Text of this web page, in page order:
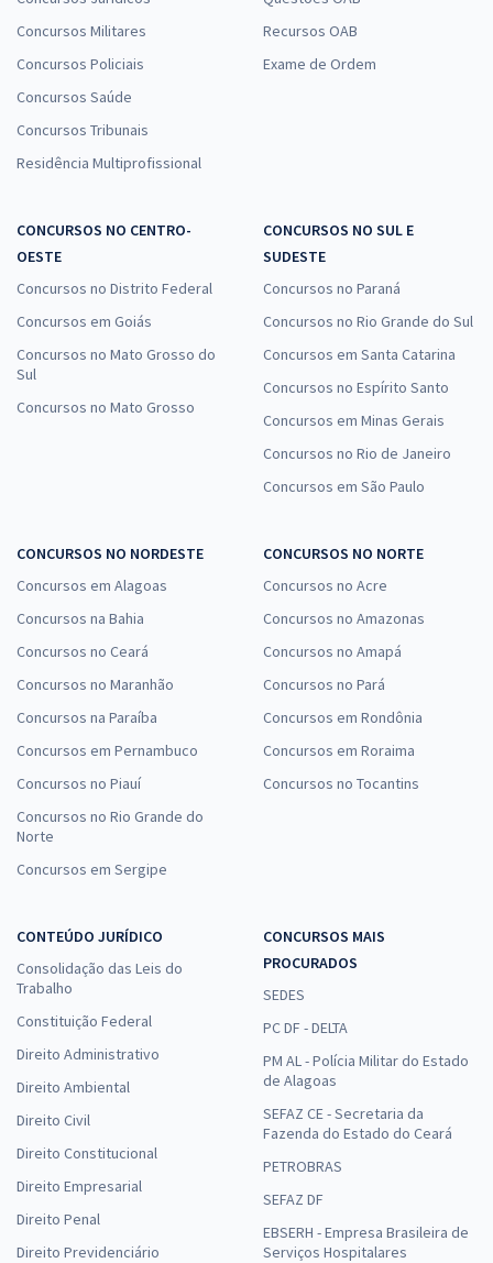
Concursos Militares
Concursos Policiais
Concursos Saúde
Concursos Tribunais
Residência Multiprofissional
Recursos OAB
Exame de Ordem
CONCURSOS NO CENTRO-
OESTE
Concursos no Distrito Federal
Concursos em Goiás
Concursos no Mato Grosso do
Sul
Concursos no Mato Grosso
CONCURSOS NO SUL E
SUDESTE
Concursos no Paraná
Concursos no Rio Grande do Sul
Concursos em Santa Catarina
Concursos no Espírito Santo
Concursos em Minas Gerais
Concursos no Rio de Janeiro
Concursos em São Paulo
CONCURSOS NO NORDESTE
Concursos em Alagoas
Concursos na Bahia
Concursos no Ceará
Concursos no Maranhão
Concursos na Paraíba
Concursos em Pernambuco
Concursos no Piauí
Concursos no Rio Grande do
Norte
Concursos em Sergipe
CONCURSOS NO NORTE
Concursos no Acre
Concursos no Amazonas
Concursos no Amapá
Concursos no Pará
Concursos em Rondônia
Concursos em Roraima
Concursos no Tocantins
CONTEÚDO JURÍDICO
Consolidação das Leis do
Trabalho
Constituição Federal
Direito Administrativo
Direito Ambiental
Direito Civil
Direito Constitucional
Direito Empresarial
Direito Penal
Direito Previdenciário
CONCURSOS MAIS
PROCURADOS
SEDES
PC DF - DELTA
PM AL - Polícia Militar do Estado
de Alagoas
SEFAZ CE - Secretaria da
Fazenda do Estado do Ceará
PETROBRAS
SEFAZ DF
EBSERH - Empresa Brasileira de
Serviços Hospitalares